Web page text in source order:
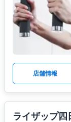
店舗情報
ライザップ四